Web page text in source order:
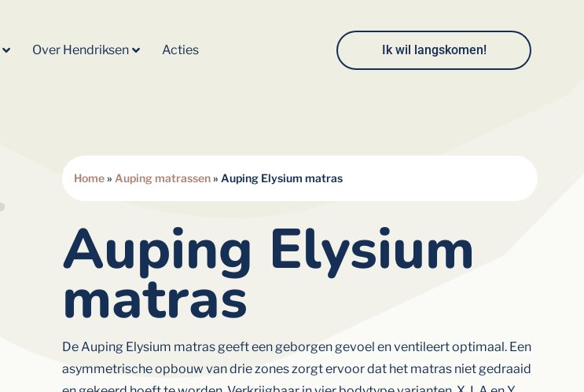
Over Hendriksen Acties Ik wil langskomen!
Home» Auping matrassen» Auping Elysium matras
Auping Elysium
matras
De Auping Elysium matras geeft een geborgen gevoel en ventileert optimaal. Een
asymmetrische opbouw van drie zones zorgt ervoor dat het matras niet gedraaid